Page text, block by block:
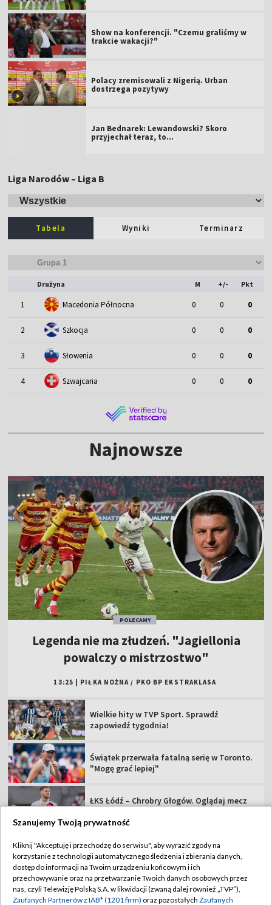
Show na konferencji. "Czemu graliśmy w
trakcie wakacji?"
Polacy zremisowali z Nigerią. Urban
dostrzega pozytywy
Jan Bednarek: Lewandowski? Skoro
przyjechał teraz, to…
Liga Narodów – Liga B
Tabela Wyniki Terminarz
Drużyna M +/- Pkt
1 Macedonia Północna 0 0 0
2 Szkocja 0 0 0
3 Słowenia 0 0 0
4 Szwajcaria 0 0 0
Najnowsze
POLECAMY
Legenda nie ma złudzeń. "Jagiellonia
powalczy o mistrzostwo"
13:25 PIŁKA NOŻNA / PKO BP EKSTRAKLASA
Wielkie hity w TVP Sport. Sprawdź
zapowiedź tygodnia!
Świątek przerwała fatalną serię w Toronto.
"Mogę grać lepiej"
ŁKS Łódź – Chrobry Głogów. Oglądaj mecz
Tour de Pologne: studio przed 7. etapem
[ZAPIS]
Nie żyje Włodzimierz Rezner. Dziennikarz
zmarł po walce z chorobą
Szanujemy Twoją prywatność
Kliknij "Akceptuję i przechodzę do serwisu", aby wyrazić zgody na
korzystanie z technologii automatycznego śledzenia i zbierania danych,
dostęp do informacji na Twoim urządzeniu końcowym i ich
przechowywanie oraz na przetwarzanie Twoich danych osobowych przez
nas, czyli Telewizję Polską S.A. w likwidacji (zwaną dalej również „TVP”),
Zaufanych Partnerów z IAB* (1201 firm) oraz pozostałych Zaufanych